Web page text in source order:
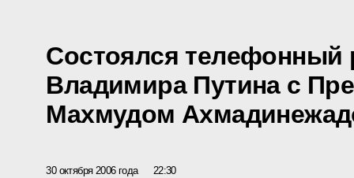
Состоялся телефонный
Владимира Путина с
Махмудом
30 октября 2006 года 22:30